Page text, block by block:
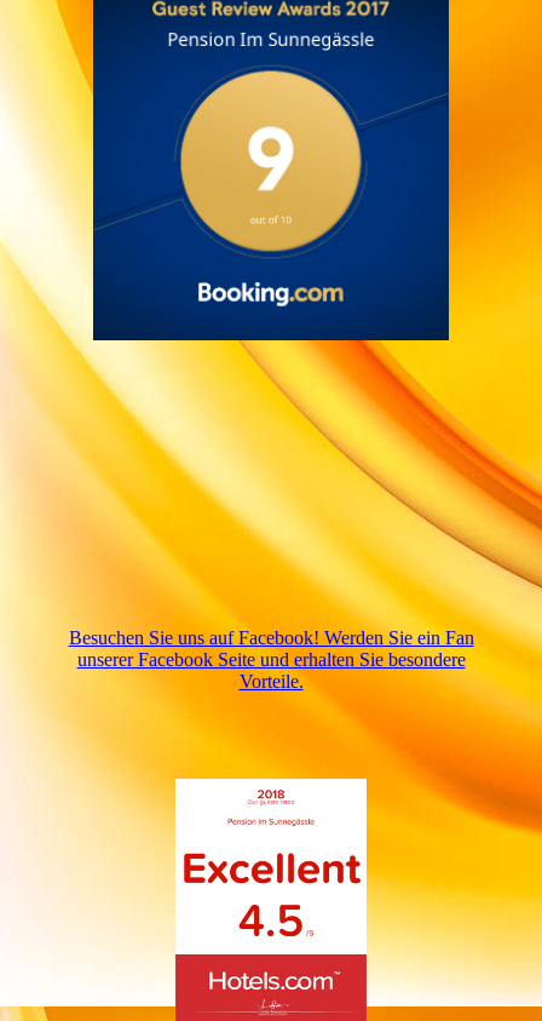
Besuchen Sie uns auf Facebook! Werden Sie ein Fan
unserer Facebook Seite und erhalten Sie besondere
Vorteile.